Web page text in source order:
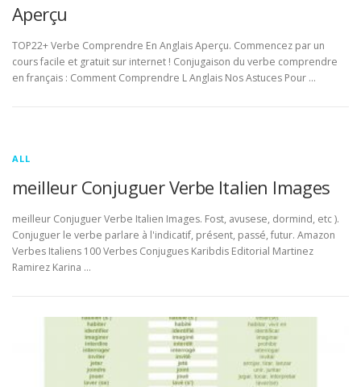
Aperçu
TOP22+ Verbe Comprendre En Anglais Aperçu. Commencez par un
cours facile et gratuit sur internet ! Conjugaison du verbe comprendre
en français : Comment Comprendre L Anglais Nos Astuces Pour …
ALL
meilleur Conjuguer Verbe Italien Images
meilleur Conjuguer Verbe Italien Images. Fost, avusese, dormind, etc ).
Conjuguer le verbe parlare à l'indicatif, présent, passé, futur. Amazon
Verbes Italiens 100 Verbes Conjugues Karibdis Editorial Martinez
Ramirez Karina …